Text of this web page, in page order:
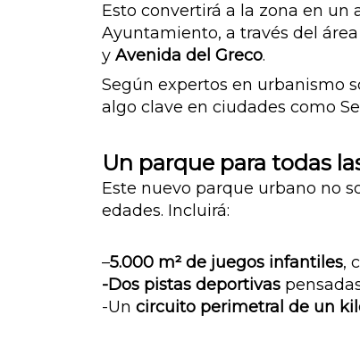
Esto convertirá a la zona en un
Ayuntamiento, a través del
y Avenida del Greco.
Según expertos en urbanismo
algo clave en ciudades como
Un parque para todas
Este nuevo parque urbano no
edades. Incluirá:
–5.000 m² de juegos infantiles,
-Dos pistas deportivas
-Un circuito perimetral de un